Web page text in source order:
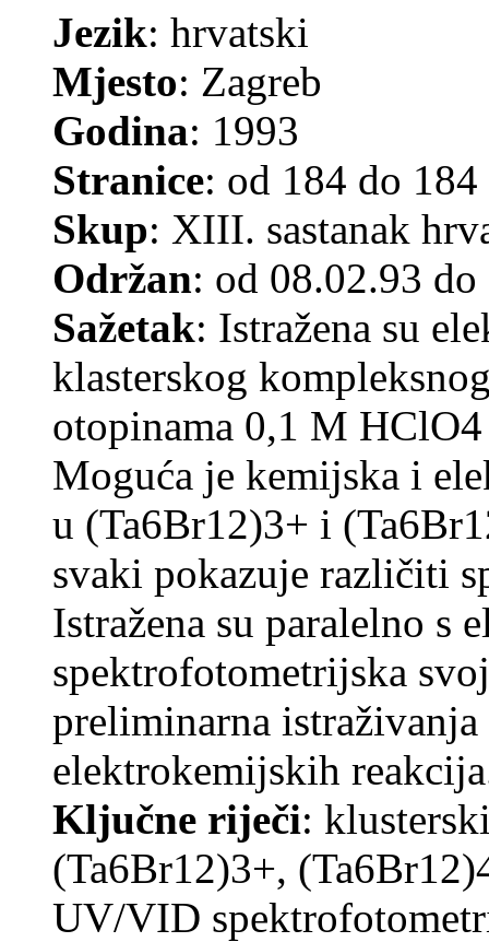
Jezik: hrvatski
Mjesto: Zagreb
Godina: 1993
Stranice: od 184 do 184
Skup: XIII. sastanak
Održan: od 08.02.93
Sažetak: Istražena su
klasterskog
otopinama 0,1 M
Moguća je kemijska i
u (Ta6Br12)3+ i
svaki pokazuje različiti
Istražena su paralelno s
spektrofotometrijska
preliminarna
elektrokemijskih
Ključne riječi:
(Ta6Br12)3+,
UV/VID